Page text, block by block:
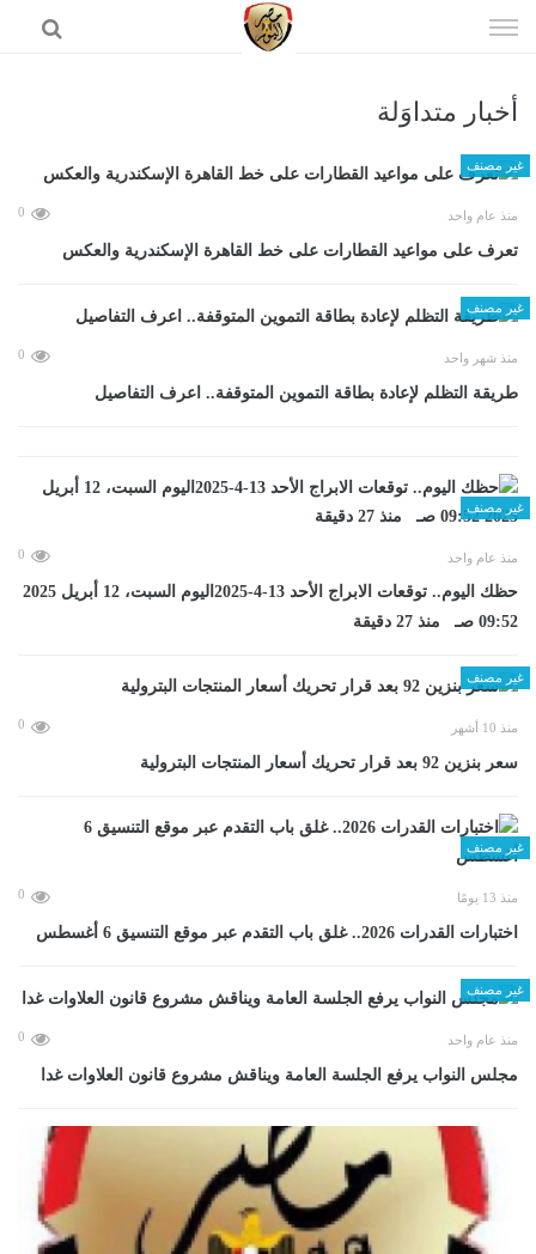
الى
أخبار متداوَلة
غير مصنف
منذ عام واحد 0
تعرف على مواعيد القطارات على خط القاهرة الإسكندرية والعكس
غير مصنف
منذ شهر واحد 0
طريقة التظلم لإعادة بطاقة التموين المتوقفة.. اعرف التفاصيل
غير مصنف
منذ عام واحد 0
حظك اليوم.. توقعات الابراج الأحد 13-4-2025اليوم السبت، 12 أبريل 2025
09:52 صـ منذ 27 دقيقة
غير مصنف
منذ 10 أشهر 0
سعر بنزين 92 بعد قرار تحريك أسعار المنتجات البترولية
غير مصنف
منذ 13 يومًا 0
اختبارات القدرات 2026.. غلق باب التقدم عبر موقع التنسيق 6 أغسطس
غير مصنف
منذ عام واحد 0
مجلس النواب يرفع الجلسة العامة ويناقش مشروع قانون العلاوات غدا